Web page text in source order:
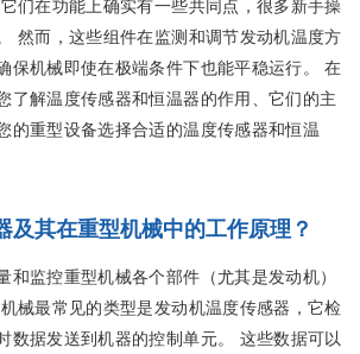
们在功能上确实有一些共同点，很多新手操
然而，这些组件在监测和调节发动机温度方
保机械即使在极端条件下也能平稳运行。 在
了解温度传感器和恒温器的作用、它们的主
的重型设备选择合适的温度传感器和恒温
及其在重型机械中的工作原理？
和监控重型机械各个部件（尤其是发动机）
械最常见的类型是发动机温度传感器，它检
数据发送到机器的控制单元。 这些数据可以